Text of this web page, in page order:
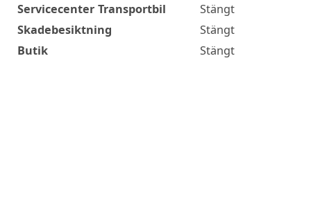
Servicecenter Transportbil
Stängt
Skadebesiktning
Stängt
Butik
Stängt